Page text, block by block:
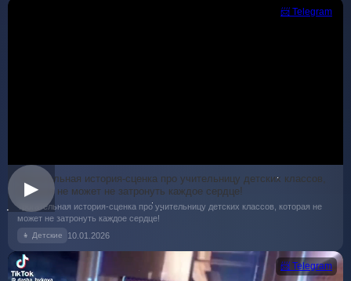
▶
📨 Telegram
Трогательная история-сценка про учительницу детских классов,
которая не может не затронуть каждое сердце!
Трогательная история-сценка про учительницу детских классов, которая не
может не затронуть каждое сердце!
👧 Детские 10.01.2026
📨 Telegram